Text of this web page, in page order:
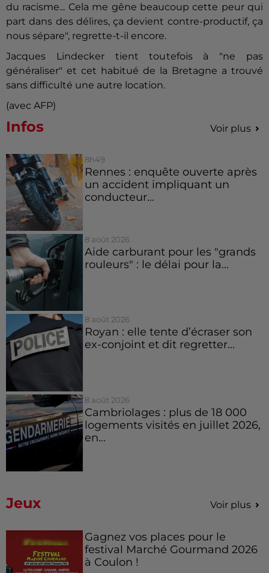
du racisme... Cela me gêne beaucoup cette peur qui
part dans des délires, ça devient contre-productif, ça
nous sépare", regrette-t-il encore.
Jacques Lindecker tient toutefois à "ne pas
généraliser" et cet habitué de la Bretagne a trouvé
sans difficulté une autre location.
(avec AFP)
Infos Voir plus
8h49
Rennes : enquête ouverte après
un accident impliquant un
conducteur...
8 août 2026
Aide carburant pour les "grands
rouleurs" : le délai pour la...
8 août 2026
Royan : elle tente d’écraser son
ex-conjoint et dit regretter...
8 août 2026
Cambriolages : plus de 18 000
logements visités en juillet 2026,
en...
Jeux Voir plus
Gagnez vos places pour le
festival Marché Gourmand 2026
à Coulon !